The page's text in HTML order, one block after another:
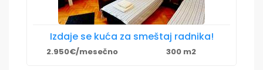
Izdaje se kuća za smeštaj radnika!
2.950€/mesečno 300 m2